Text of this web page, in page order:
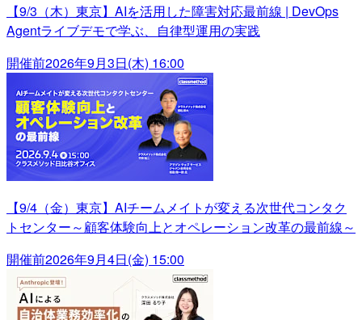
【9/3（木）東京】AIを活用した障害対応最前線 | DevOps
Agentライブデモで学ぶ、自律型運用の実践
開催前2026年9月3日(木) 16:00
【9/4（金）東京】AIチームメイトが変える次世代コンタク
トセンター～顧客体験向上とオペレーション改革の最前線～
開催前2026年9月4日(金) 15:00